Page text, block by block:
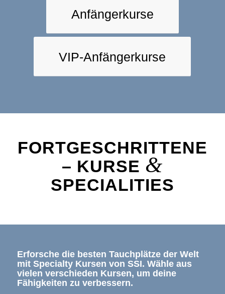
Anfängerkurse
VIP-Anfängerkurse
FORTGESCHRITTENE
– KURSE &
SPECIALITIES
Erforsche die besten Tauchplätze der Welt
mit Specialty Kursen von SSI. Wähle aus
vielen verschieden Kursen, um deine
Fähigkeiten zu verbessern.